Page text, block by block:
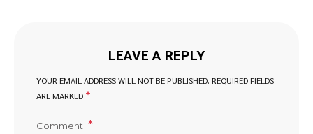
LEAVE A REPLY
YOUR EMAIL ADDRESS WILL NOT BE PUBLISHED. REQUIRED FIELDS
ARE MARKED *
Comment